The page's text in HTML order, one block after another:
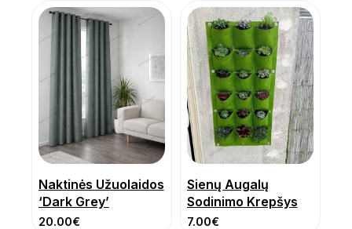
Naktinės Užuolaidos
‘Dark Grey’
20.00€
Sienų Augalų
Sodinimo Krepšys
7.00€